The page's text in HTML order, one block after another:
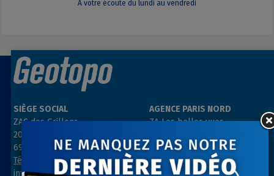
A votre écoute du lundi au vendredi
SIÈGE SOCIAL
ZAC des Grillons
208, rue de l’Ancienne Distillerie
69400 GLEIZÉ
Tél : 04 74 69 94 00
info@geotopo.fr
AGENCE PARIS NORD
ZA Les belles vues
91290 ARPAJON
Tél : 01 64 55 11 80
contact@geotopo.fr